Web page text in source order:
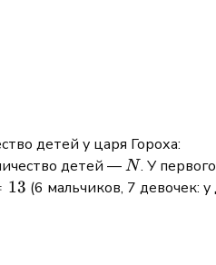
детей у царя Гороха:
детей —N
N. У
13 (6 мальчиков, 7 девочек: